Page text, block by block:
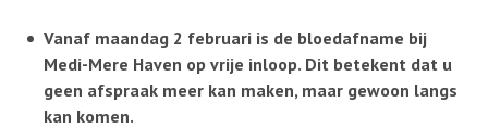
Vanaf maandag 2 februari is de bloedafname bij
Medi-Mere Haven op vrije inloop. Dit betekent dat u
geen afspraak meer kan maken, maar gewoon langs
kan komen.